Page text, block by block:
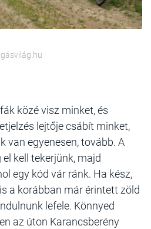
közé visz minket, és
lejtője csábít minket,
van egyenesen, tovább. A
kell tekerjünk, majd
egy kód vár ránk. Ha kész,
a korábban már érintett zöld
lefele. Könnyed
az úton Karancsberény